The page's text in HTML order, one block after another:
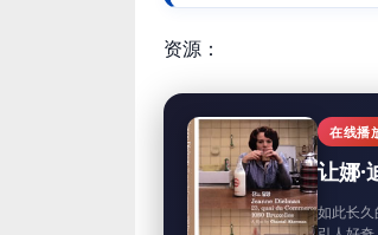
资源：
在线播
让娜·
如此长